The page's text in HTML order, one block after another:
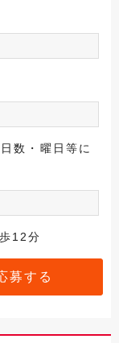
数・曜日等に
12分
募する